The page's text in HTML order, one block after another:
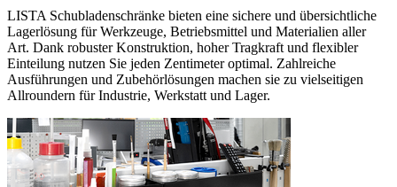
LISTA Schubladenschränke bieten eine sichere und übersichtliche
Lagerlösung für Werkzeuge, Betriebsmittel und Materialien aller
Art. Dank robuster Konstruktion, hoher Tragkraft und flexibler
Einteilung nutzen Sie jeden Zentimeter optimal. Zahlreiche
Ausführungen und Zubehörlösungen machen sie zu vielseitigen
Allroundern für Industrie, Werkstatt und Lager.